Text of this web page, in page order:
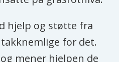
hjelp og støtte fra
for det.
mener hjelpen de